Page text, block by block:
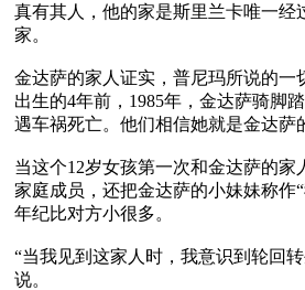
真有其人，他的家是斯里兰卡唯一经
家。
金达萨的家人证实，普尼玛所说的一
出生的4年前，1985年，金达萨骑脚
遇车祸死亡。他们相信她就是金达萨
当这个12岁女孩第一次和金达萨的家
家庭成员，还把金达萨的小妹妹称作
年纪比对方小很多。
“当我见到这家人时，我意识到轮回
说。